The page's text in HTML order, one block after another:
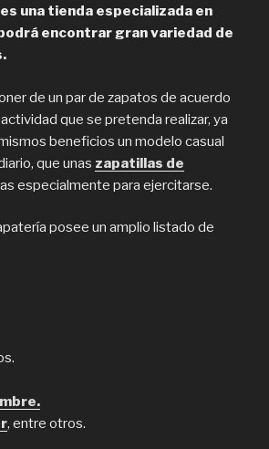
una tienda especializada en
encontrar gran variedad de
de un par de zapatos de acuerdo
que se pretenda realizar, ya
beneficios un modelo casual
que unas zapatillas de
especialmente para ejercitarse.
posee un amplio listado de
, entre otros.